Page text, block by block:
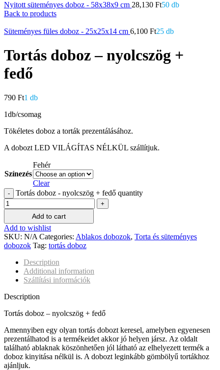
Nyitott süteményes doboz - 58x38x9 cm 28,130 Ft50 db
Back to products
Süteményes füles doboz - 25x25x14 cm 6,100 Ft25 db
Tortás doboz – nyolcszög +
fedő
790 Ft1 db
1db/csomag
Tökéletes doboz a torták prezentálásához.
A dobozt LED VILÁGÍTAS NÉLKÜL szállítjuk.
Színezés
Fehér
Clear
Tortás doboz - nyolcszög + fedő quantity
Add to cart
Add to wishlist
SKU: N/A Categories: Ablakos dobozok, Torta és süteményes
dobozok Tag: tortás doboz
Description
Additional information
Szállítási információk
Description
Tortás doboz – nyolcszög + fedő
Amennyiben egy olyan tortás dobozt keresel, amelyben egyenesen
prezentálhatod is a termékeidet akkor jó helyen jársz. Az oldalt
található ablaknak köszönhetően jól látható az elhelyezett termék a
doboz kinyitása nélkül is. A dobozt leginkább gömbölyű tortákhoz
ajánljuk.